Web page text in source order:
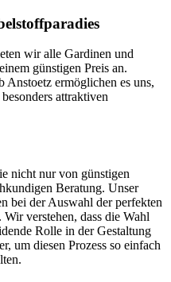
wir alle Gardinen und
günstigen Preis an.
Anstoetz ermöglichen es uns,
attraktiven
nicht nur von günstigen
Beratung. Unser
bei der Auswahl der perfekten
verstehen, dass die Wahl
Rolle in der Gestaltung
um diesen Prozess so einfach